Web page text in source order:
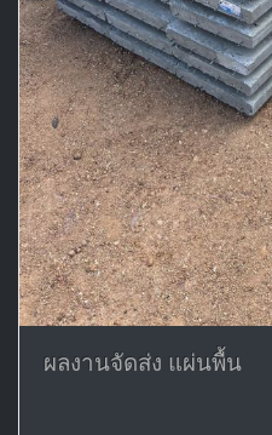
ผลงานจัดส่ง แผ่นพื้น